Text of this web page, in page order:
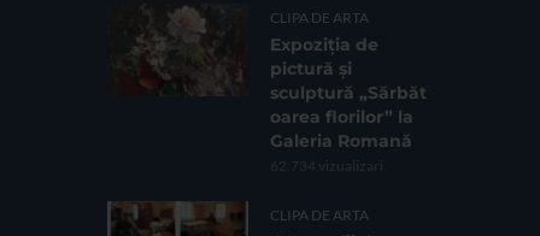
CLIPA DE ARTA
Expoziția de
pictură și
sculptură „Sărbăt
oarea florilor” la
Galeria Romană
62.734 vizualizari
CLIPA DE ARTA